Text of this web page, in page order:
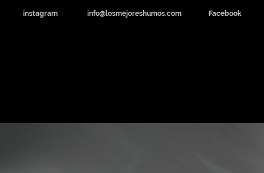
instagram info@losmejoreshumos.com Facebook